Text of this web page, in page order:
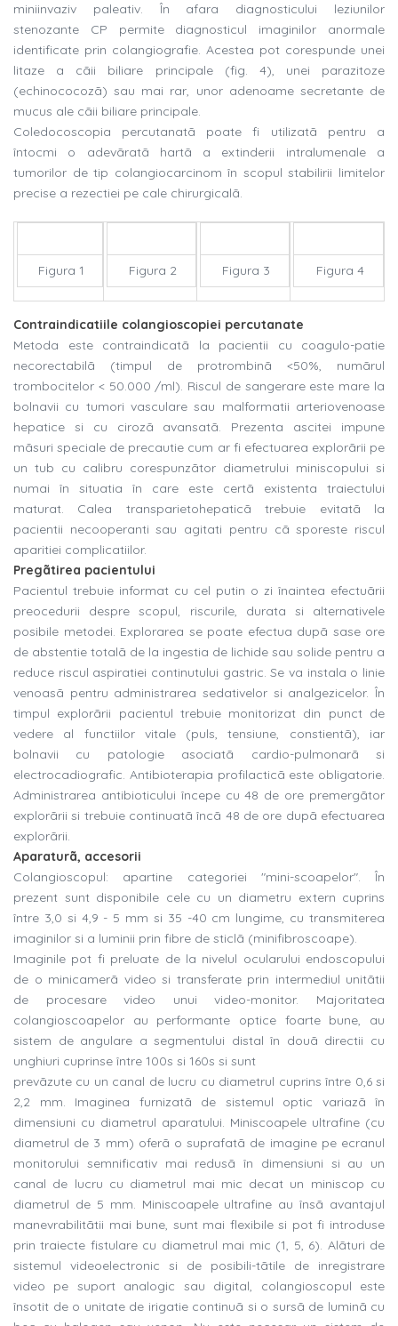
miniinvaziv paleativ. În afara diagnosticului leziunilor
stenozante CP permite diagnosticul imaginilor anormale
identificate prin colangiografie. Acestea pot corespunde unei
litaze a cãii biliare principale (fig. 4), unei parazitoze
(echinococozã) sau mai rar, unor adenoame secretante de
mucus ale cãii biliare principale.
Coledocoscopia percutanatã poate fi utilizatã pentru a
întocmi o adevãratã hartã a extinderii intralumenale a
tumorilor de tip colangiocarcinom în scopul stabilirii limitelor
precise a rezectiei pe cale chirurgicalã.
Figura 1 Figura 2 Figura 3 Figura 4
Contraindicatiile colangioscopiei percutanate
Metoda este contraindicatã la pacientii cu coagulo-patie
necorectabilã (timpul de protrombinã <50%, numãrul
trombocitelor < 50.000 /ml). Riscul de sangerare este mare la
bolnavii cu tumori vasculare sau malformatii arteriovenoase
hepatice si cu cirozã avansatã. Prezenta ascitei impune
mãsuri speciale de precautie cum ar fi efectuarea explorãrii pe
un tub cu calibru corespunzãtor diametrului miniscopului si
numai în situatia în care este certã existenta traiectului
maturat. Calea transparietohepaticã trebuie evitatã la
pacientii necooperanti sau agitati pentru cã sporeste riscul
aparitiei complicatiilor.
Pregãtirea pacientului
Pacientul trebuie informat cu cel putin o zi înaintea efectuãrii
preocedurii despre scopul, riscurile, durata si alternativele
posibile metodei. Explorarea se poate efectua dupã sase ore
de abstentie totalã de la ingestia de lichide sau solide pentru a
reduce riscul aspiratiei continutului gastric. Se va instala o linie
venoasã pentru administrarea sedativelor si analgezicelor. În
timpul explorãrii pacientul trebuie monitorizat din punct de
vedere al functiilor vitale (puls, tensiune, constientã), iar
bolnavii cu patologie asociatã cardio-pulmonarã si
electrocadiografic. Antibioterapia profilacticã este obligatorie.
Administrarea antibioticului începe cu 48 de ore premergãtor
explorãrii si trebuie continuatã încã 48 de ore dupã efectuarea
explorãrii.
Aparaturã, accesorii
Colangioscopul: apartine categoriei "mini-scoapelor". În
prezent sunt disponibile cele cu un diametru extern cuprins
între 3,0 si 4,9 - 5 mm si 35 -40 cm lungime, cu transmiterea
imaginilor si a luminii prin fibre de sticlã (minifibroscoape).
Imaginile pot fi preluate de la nivelul ocularului endoscopului
de o minicamerã video si transferate prin intermediul unitãtii
de procesare video unui video-monitor. Majoritatea
colangioscoapelor au performante optice foarte bune, au
sistem de angulare a segmentului distal în douã directii cu
unghiuri cuprinse între 100s si 160s si sunt
prevãzute cu un canal de lucru cu diametrul cuprins între 0,6 si
2,2 mm. Imaginea furnizatã de sistemul optic variazã în
dimensiuni cu diametrul aparatului. Miniscoapele ultrafine (cu
diametrul de 3 mm) oferã o suprafatã de imagine pe ecranul
monitorului semnificativ mai redusã în dimensiuni si au un
canal de lucru cu diametrul mai mic decat un miniscop cu
diametrul de 5 mm. Miniscoapele ultrafine au însã avantajul
manevrabilitãtii mai bune, sunt mai flexibile si pot fi introduse
prin traiecte fistulare cu diametrul mai mic (1, 5, 6). Alãturi de
sistemul videoelectronic si de posibili-tãtile de inregistrare
video pe suport analogic sau digital, colangioscopul este
însotit de o unitate de irigatie continuã si o sursã de luminã cu